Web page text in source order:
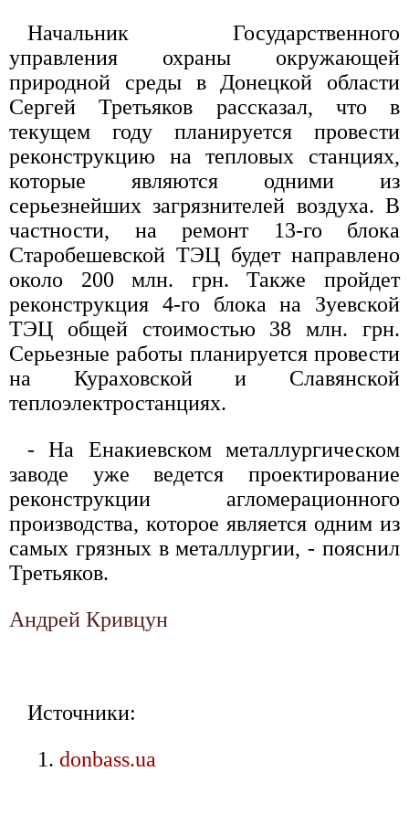
Начальник Государственного
управления охраны окружающей
природной среды в Донецкой области
Сергей Третьяков рассказал, что в
текущем году планируется провести
реконструкцию на тепловых станциях,
которые являются одними из
серьезнейших загрязнителей воздуха. В
частности, на ремонт 13-го блока
Старобешевской ТЭЦ будет направлено
около 200 млн. грн. Также пройдет
реконструкция 4-го блока на Зуевской
ТЭЦ общей стоимостью 38 млн. грн.
Серьезные работы планируется провести
на Кураховской и Славянской
теплоэлектростанциях.
- На Енакиевском металлургическом
заводе уже ведется проектирование
реконструкции агломерационного
производства, которое является одним из
самых грязных в металлургии, - пояснил
Третьяков.
Андрей Кривцун
Источники:
donbass.ua